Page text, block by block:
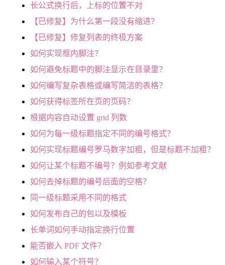
长公式换行后，上标的位置不对
【已修复】为什么第一段没有缩进？
【已修复】修复列表的终极方案
如何实现框内脚注？
如何避免标题中的脚注显示在目录里？
如何编写复杂表格或编写简洁的表格？
如何获得标签所在页的页码？
根据内容自动设置 grid 列数
如何为每一级标题指定不同的编号格式？
如何实现标题编号罗马数字加粗，但是标题不加粗？
如何让某个标题不编号？例如参考文献
如何去掉标题的编号后面的空格？
同一级标题采用不同的格式
如何发布自己的包以及模板
长单词如何手动指定换行位置
能否嵌入 PDF 文件？
如何输入某个符号？